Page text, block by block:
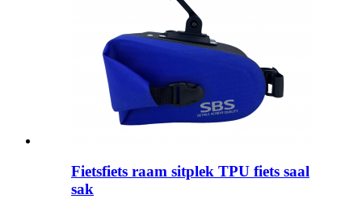
Fietsfiets raam sitplek TPU fiets saal
sak